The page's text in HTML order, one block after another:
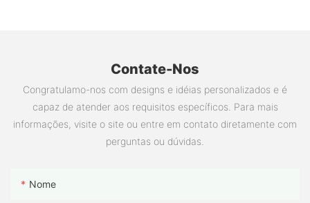
Contate-Nos
Congratulamo-nos com designs e idéias personalizados e é
capaz de atender aos requisitos específicos. Para mais
informações, visite o site ou entre em contato diretamente com
perguntas ou dúvidas.
Nome